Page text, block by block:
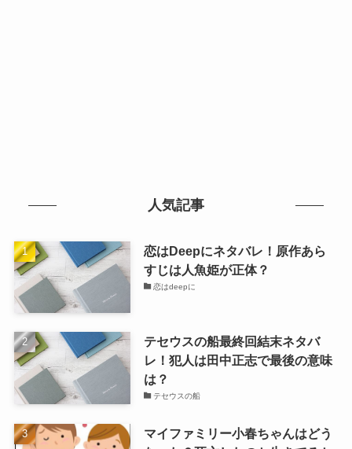
人気記事
恋はDeepにネタバレ！原作あら
すじは人魚姫が正体？
恋はdeepに
テセウスの船最終回結末ネタバ
レ！犯人は田中正志で最後の意味
は？
テセウスの船
マイファミリー小春ちゃんはどう